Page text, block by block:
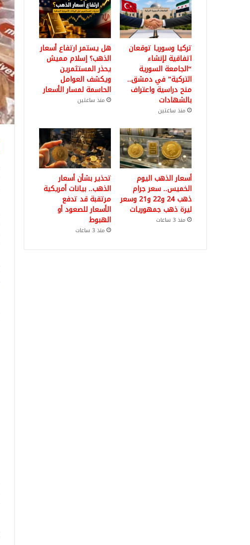
تركيا وسوريا توقعان
اتفاقية لإنشاء
“الجامعة السورية
التركية” في دمشق..
منح دراسية واعتراف
بالشهادات
منذ ساعتين
هل يستمر ارتفاع أسعار
الذهب؟ إسلام مميش
يحذر المستثمرين
ويكشف العوامل
الحاسمة لمسار الأسعار
منذ ساعتين
أسعار الذهب اليوم
الخميس.. سعر جرام
ذهب 24 و22 و21 وسعر
ليرة ذهب جمهوريات
منذ 3 ساعات
تحذير بشأن أسعار
الذهب.. بيانات أمريكية
مرتقبة قد تدفع
الأسعار للصعود أو
الهبوط
منذ 3 ساعات